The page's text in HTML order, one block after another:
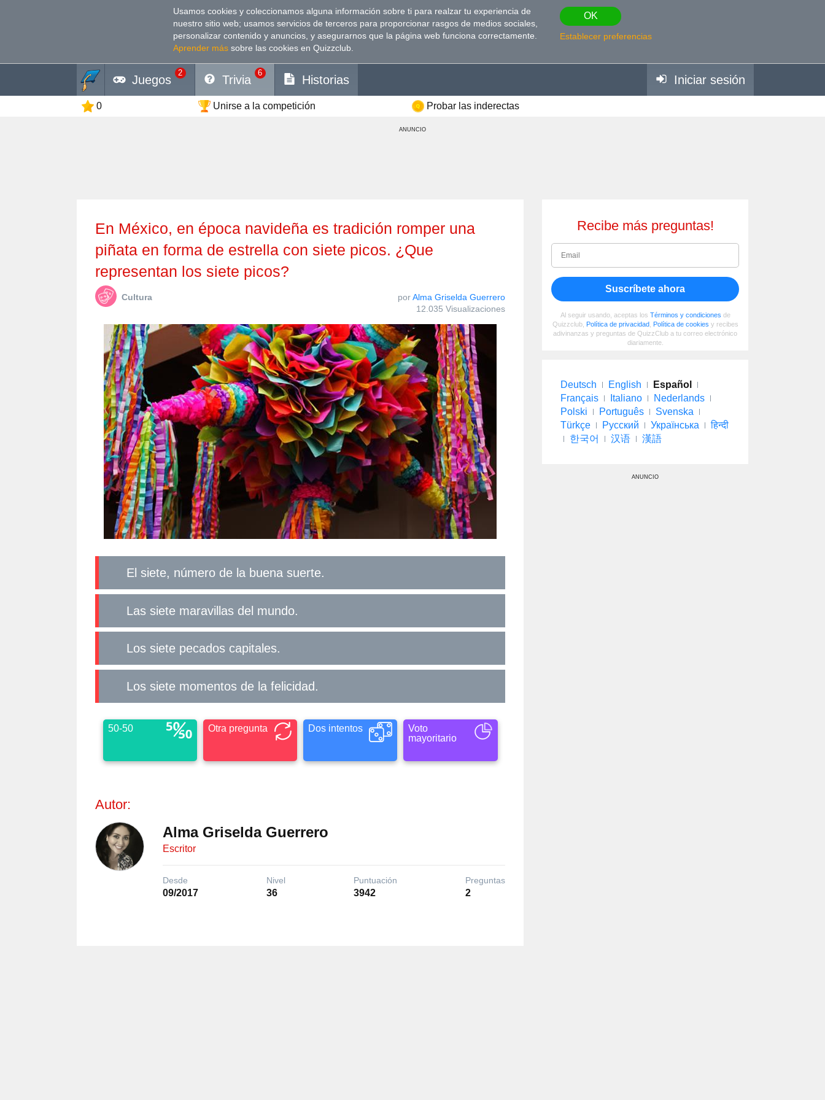
Usamos cookies y coleccionamos alguna información sobre ti para realzar tu experiencia de
nuestro sitio web; usamos servicios de terceros para proporcionar rasgos de medios sociales,
personalizar contenido y anuncios, y asegurarnos que la página web funciona correctamente.
Aprender más sobre las cookies en Quizzclub.
OK
Establecer preferencias
Juegos
2
Trivia
6
Historias Iniciar sesión
0 Unirse a la competición Probar las inderectas
ANUNCIO
En México, en época navideña es tradición romper una
piñata en forma de estrella con siete picos. ¿Que
representan los siete picos?
Cultura porAlma Griselda Guerrero
12.035 Visualizaciones
El siete, número de la buena suerte.
Las siete maravillas del mundo.
Los siete pecados capitales.
Los siete momentos de la felicidad.
50-50 Otra pregunta Dos intentos
Voto
mayoritario
Autor:
Alma Griselda Guerrero
Escritor
Desde
09/2017
Nivel
36
Puntuación
3942
Preguntas
2
Recibe más preguntas!
Suscríbete ahora
Al seguir usando, aceptas los Términos y condiciones de
Quizzclub, Política de privacidad, Política de cookies y recibes
adivinanzas y preguntas de QuizzClub a tu correo electrónico
diariamente.
Deutsch English
Español
Français
Italiano
Nederlands
Polski
Português
Svenska
Türkçe
Русский Українська
हिन्दी
한국어
汉语 漢語
ANUNCIO